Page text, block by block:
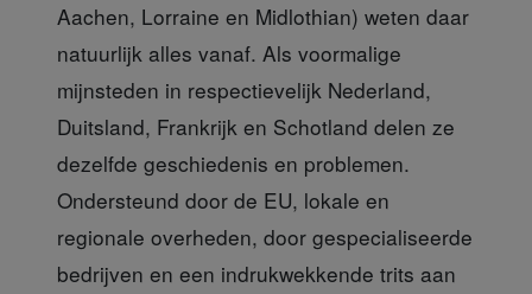
Aachen, Lorraine en Midlothian) weten daar
natuurlijk alles vanaf. Als voormalige
mijnsteden in respectievelijk Nederland,
Duitsland, Frankrijk en Schotland delen ze
dezelfde geschiedenis en problemen.
Ondersteund door de EU, lokale en
regionale overheden, door gespecialiseerde
bedrijven en een indrukwekkende trits aan